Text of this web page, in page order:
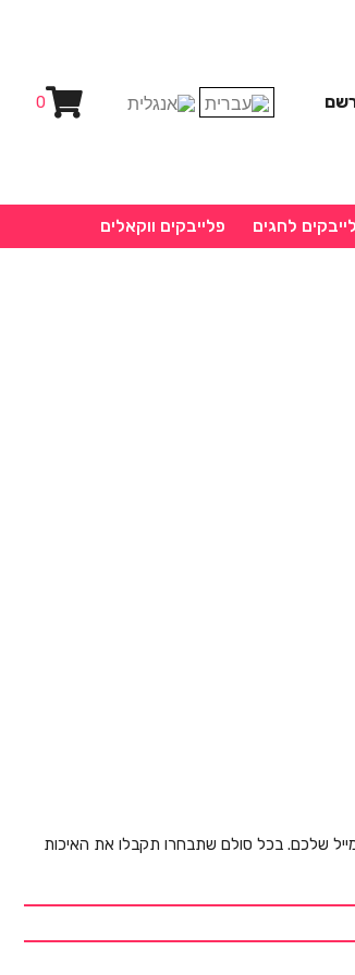
0
לחגים פלייבקים ווקאלים
שלכם. בכל סולם שתבחרו תקבלו את האיכות